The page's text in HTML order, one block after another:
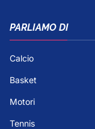
PARLIAMO DI
Calcio
Basket
Motori
Tennis